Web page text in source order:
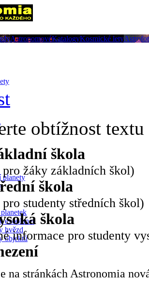
AstronomovéKatalogyKosmické lety
planety
exoplanet
hvězd
objektů
obtížnost textu
škola
žáky základních škol)
škola
studenty středních škol)
škola
informace pro studenty
na stránkách Astronomia